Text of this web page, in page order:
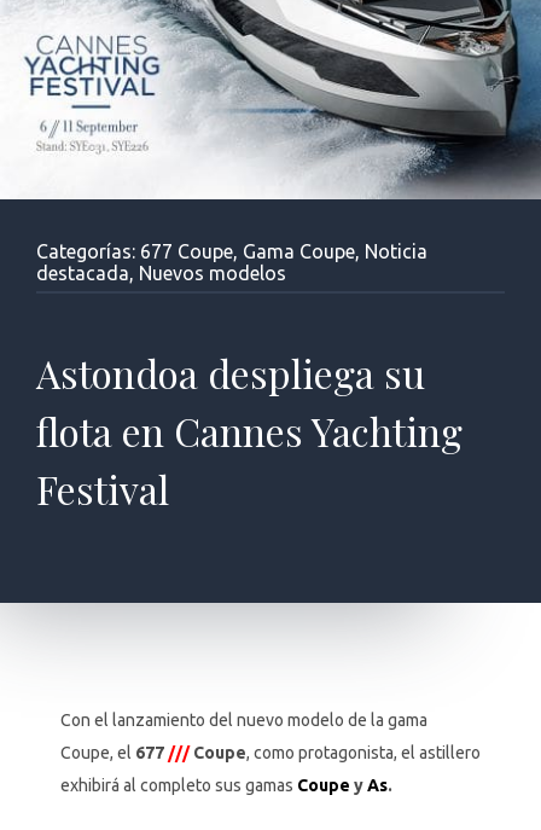
Categorías: 677 Coupe, Gama Coupe, Noticia
destacada, Nuevos modelos
Astondoa despliega su
flota en Cannes Yachting
Festival
Con el lanzamiento del nuevo modelo de la gama
Coupe, el 677 ///Coupe, como protagonista, el astillero
exhibirá al completo sus gamas Coupe yAs.